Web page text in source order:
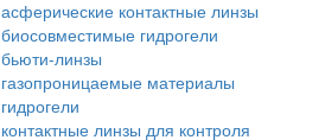
асферические контактные линзы
биосовместимые гидрогели
бьюти-линзы
газопроницаемые материалы
гидрогели
контактные линзы для контроля